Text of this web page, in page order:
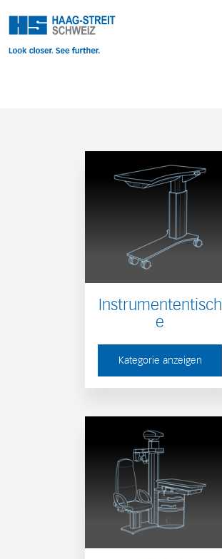
Instrumententisch
e
Kategorie anzeigen